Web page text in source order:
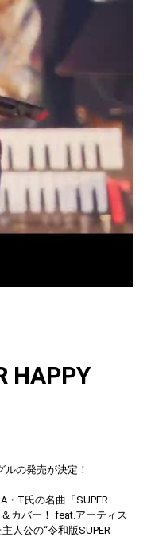
07.19
07.12
HAPPY
ルの発売が決定！
・T氏の名曲「SUPER
カバー！ feat.アーティス
人公の“令和版SUPER